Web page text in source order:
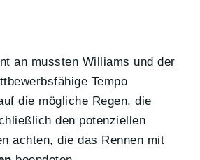
an mussten Williams und der
Tempo
die mögliche Regen, die
den potenziellen
achten, die das Rennen mit